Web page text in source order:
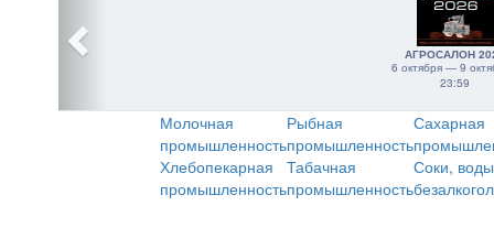
АГРОСАЛОН
6 октября — 9
23:59
Молочная
промышленность
Рыбная
промышленность
Сахарная
Хлебопекарная
промышленность
Табачная
промышленность
Соки,